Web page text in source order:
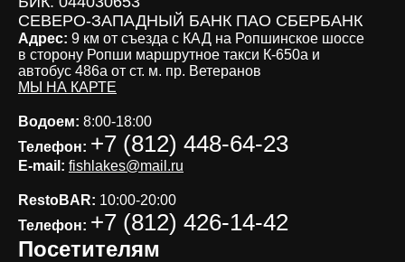
СЕВЕРО-ЗАПАДНЫЙ БАНК ПАО СБЕРБАНК
Посетителям
Адрес: 9 км от съезда с КАД на Ропшинское шоссе
в сторону Ропши маршрутное такси К-650а и
автобус 486а от ст. м. пр. Ветеранов
МЫ НА КАРТЕ
Водоем: 8:00-18:00
Телефон: +7 (812) 448-64-23
E-mail: fishlakes@mail.ru
RestoBAR: 10:00-20:00
Телефон: +7 (812) 426-14-42